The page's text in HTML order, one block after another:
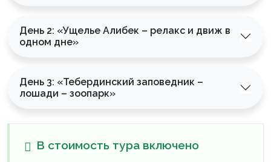
День 2: «Ущелье Алибек – релакс и движ в
одном дне»
День 3: «Тебердинский заповедник –
лошади – зоопарк»
В стоимость тура включено